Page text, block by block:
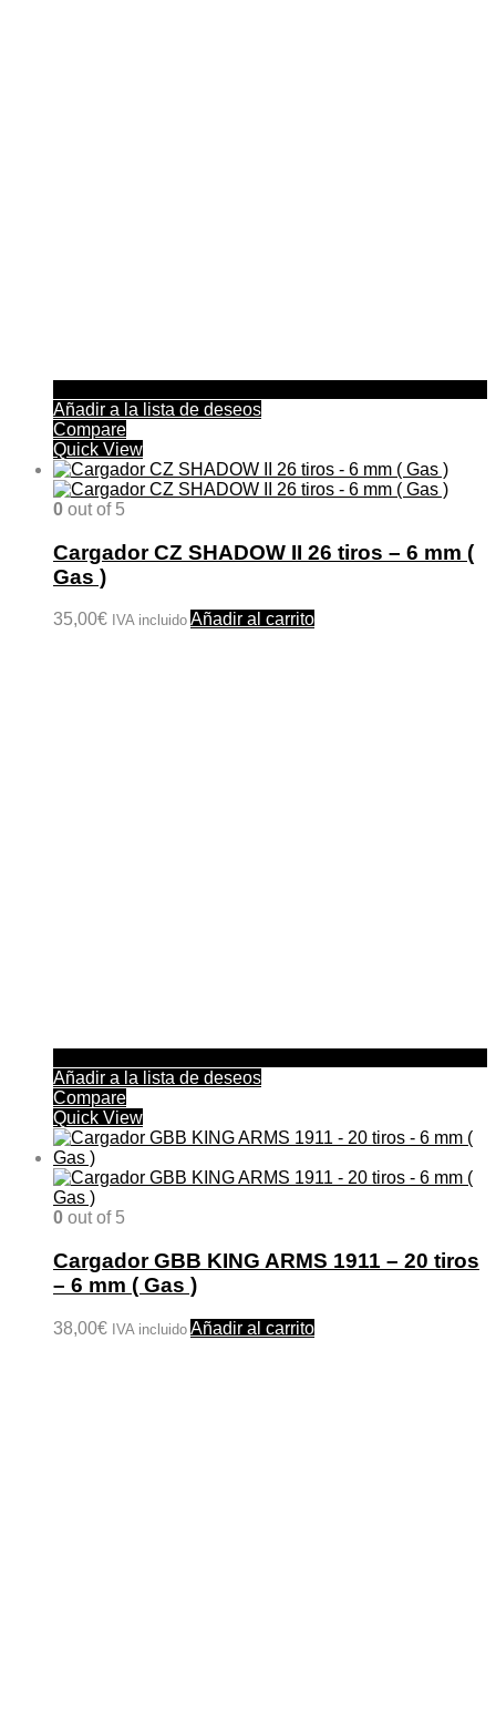
Añadir a la lista de deseos
Compare
Quick View
0 out of 5
Cargador CZ SHADOW II 26 tiros – 6 mm (
Gas )
35,00€ IVA incluido Añadir al carrito
Añadir a la lista de deseos
Compare
Quick View
0 out of 5
Cargador GBB KING ARMS 1911 – 20 tiros
– 6 mm ( Gas )
38,00€ IVA incluido Añadir al carrito